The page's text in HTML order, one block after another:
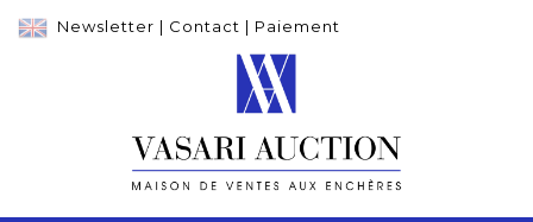
Newsletter | Contact | Paiement